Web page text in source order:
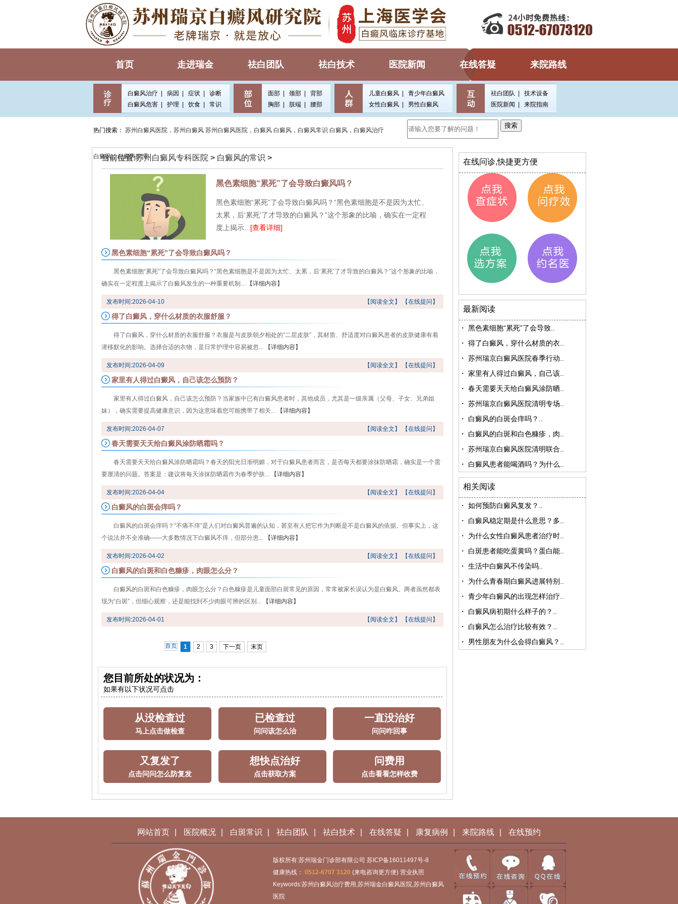
首页 走进瑞金 祛白团队 祛白技术 医院新闻 在线答疑 来院路线
白癜风治疗 病因 症状
诊断
白癜风危害
护理 饮食 常识
面部 颈部
背部
胸部
肢端 腰部
儿童白癜风
青少年白癜风
女性白癜风
男性白癜风
祛白团队
技术设备
医院新闻
来院指南
热门搜索： 苏州白癜风医院，苏州白癜风 苏州白癜风医院，白癜风 白癜风，白癜风常识 白癜风，白癜风治疗
白癜风，白癜风护理
搜索
当前位置:苏州白癜风专科医院 > 白癜风的常识 >
黑色素细胞“累死”了会导致白癜风吗？
黑色素细胞“累死”了会导致白癜风吗？“黑色素细胞是不是因为太忙、
太累，后‘累死’了才导致的白癜风？”这个形象的比喻，确实在一定程
度上揭示... [查看详细]
黑色素细胞“累死”了会导致白癜风吗？
黑色素细胞“累死”了会导致白癜风吗？“黑色素细胞是不是因为太忙、太累，后‘累死’了才导致的白癜风？”这个形象的比喻，
确实在一定程度上揭示了白癜风发生的一种重要机制...
【详细内容】
发布时间:2026-04-10 【阅读全文】 【在线提问】
得了白癜风，穿什么材质的衣服舒服？
得了白癜风，穿什么材质的衣服舒服？衣服是与皮肤朝夕相处的“二层皮肤”，其材质、舒适度对白癜风患者的皮肤健康有着
潜移默化的影响。选择合适的衣物，是日常护理中容易被忽...
【详细内容】
发布时间:2026-04-09 【阅读全文】 【在线提问】
家里有人得过白癜风，自己该怎么预防？
家里有人得过白癜风，自己该怎么预防？当家族中已有白癜风患者时，其他成员，尤其是一级亲属（父母、子女、兄弟姐
妹），确实需要提高健康意识，因为这意味着您可能携带了相关...
【详细内容】
发布时间:2026-04-07 【阅读全文】 【在线提问】
春天需要天天给白癜风涂防晒霜吗？
春天需要天天给白癜风涂防晒霜吗？春天的阳光日渐明媚，对于白癜风患者而言，是否每天都要涂抹防晒霜，确实是一个需
要厘清的问题。答案是：建议将每天涂抹防晒霜作为春季护肤...
【详细内容】
发布时间:2026-04-04 【阅读全文】 【在线提问】
白癜风的白斑会痒吗？
白癜风的白斑会痒吗？“不痛不痒”是人们对白癜风普遍的认知，甚至有人把它作为判断是不是白癜风的依据。但事实上，这
个说法并不全准确——大多数情况下白癜风不痒，但部分患...
【详细内容】
发布时间:2026-04-02 【阅读全文】 【在线提问】
白癜风的白斑和白色糠疹，肉眼怎么分？
白癜风的白斑和白色糠疹，肉眼怎么分？白色糠疹是儿童面部白斑常见的原因，常常被家长误认为是白癜风。两者虽然都表
现为“白斑”，但细心观察，还是能找到不少肉眼可辨的区别...
【详细内容】
发布时间:2026-04-01 【阅读全文】 【在线提问】
首页 1 2 3 下一页 末页
您目前所处的状况为：
如果有以下状况可点击
从没检查过
马上点击做检查
已检查过
问问该怎么治
一直没治好
问问咋回事
又复发了
点击问问怎么防复发
想快点治好
点击获取方案
问费用
点击看看怎样收费
在线问诊,快捷更方便
最新阅读
・ 黑色素细胞“累死”了会导致..
・ 得了白癜风，穿什么材质的衣..
・ 苏州瑞京白癜风医院春季行动..
・ 家里有人得过白癜风，自己该..
・ 春天需要天天给白癜风涂防晒..
・ 苏州瑞京白癜风医院清明专场..
・ 白癜风的白斑会痒吗？..
・ 白癜风的白斑和白色糠疹，肉..
・ 苏州瑞京白癜风医院清明联合..
・ 白癜风患者能喝酒吗？为什么..
相关阅读
・ 如何预防白癜风复发？..
・ 白癜风稳定期是什么意思？多..
・ 为什么女性白癜风患者治疗时..
・ 白斑患者能吃蛋黄吗？蛋白能..
・ 生活中白癜风不传染吗..
・ 为什么青春期白癜风进展特别..
・ 青少年白癜风的出现怎样治疗..
・ 白癜风病初期什么样子的？..
・ 白癜风怎么治疗比较有效？..
・ 男性朋友为什么会得白癜风？..
网站首页 医院概况 白斑常识 祛白团队 祛白技术 在线答疑 康复病例 来院路线 在线预约
版权所有:苏州瑞金门诊部有限公司 苏ICP备16011497号-8
健康热线： 0512-6707 3120 (来电咨询更方便) 营业执照
Keywords:苏州白癜风治疗费用,苏州瑞金白癜风医院,苏州白癜风
医院